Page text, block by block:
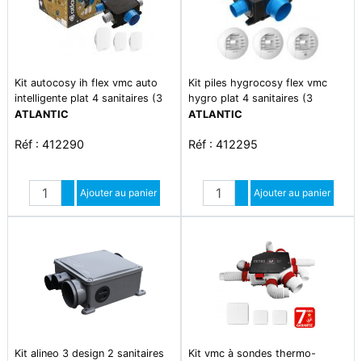
Kit autocosy ih flex vmc auto
intelligente plat 4 sanitaires (3
bouches lines)
ATLANTIC
Réf : 412290
Quantité
Augmenter quantité
Diminuer quantité
Ajouter au panier
Kit piles hygrocosy flex vmc
hygro plat 4 sanitaires (3
bouches)
ATLANTIC
Réf : 412295
Quantité
Augmenter quantité
Diminuer quantité
Ajouter au panier
Kit alineo 3 design 2 sanitaires
Kit vmc à sondes thermo-